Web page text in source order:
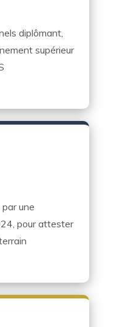
diplômant,
supérieur
une
pour attester